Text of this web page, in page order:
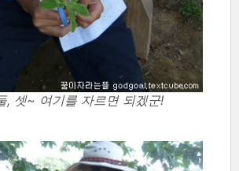
, 셋~ 여기를 자르면 되겠군!